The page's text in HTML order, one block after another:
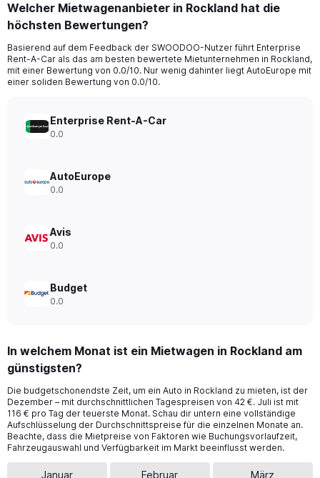
Range:
91
The
chart
has
axis
displaying
to
Welcher Mietwagenanbieter in Rockland hat die
höchsten Bewertungen?
Basierend auf dem Feedback der SWOODOO-Nutzer führt Enterprise
Rent-A-Car als das am besten bewertete Mietunternehmen in Rockland,
mit einer Bewertung von 0.0/10. Nur wenig dahinter liegt AutoEurope mit
einer soliden Bewertung von 0.0/10.
Enterprise Rent-A-Car
0.0
AutoEurope
0.0
Avis
0.0
Budget
0.0
In welchem Monat ist ein Mietwagen in Rockland am
günstigsten?
Die budgetschonendste Zeit, um ein Auto in Rockland zu mieten, ist der
Dezember – mit durchschnittlichen Tagespreisen von 42 €. Juli ist mit
116 € pro Tag der teuerste Monat. Schau dir untern eine vollständige
Aufschlüsselung der Durchschnittspreise für die einzelnen Monate an.
Beachte, dass die Mietpreise von Faktoren wie Buchungsvorlaufzeit,
Fahrzeugauswahl und Verfügbarkeit im Markt beeinflusst werden.
Januar Februar März